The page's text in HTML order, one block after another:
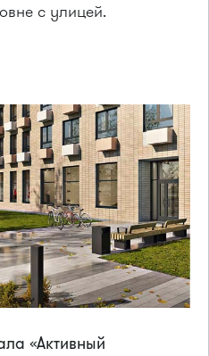
с улицей.
«Активный